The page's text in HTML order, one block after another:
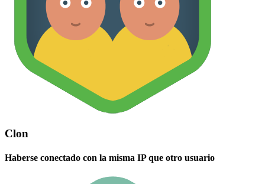
Clon
Haberse conectado con la misma IP que otro usuario